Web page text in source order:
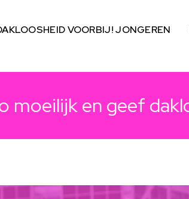
VOORBIJ! JONGEREN
moeilijk en geef